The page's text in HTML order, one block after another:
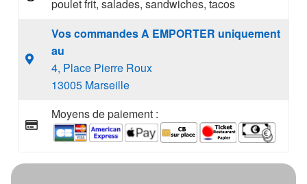
poulet frit, salades, sandwiches, tacos
Vos commandes A EMPORTER uniquement
au
4, Place Pierre Roux
13005 Marseille
Moyens de paiement :